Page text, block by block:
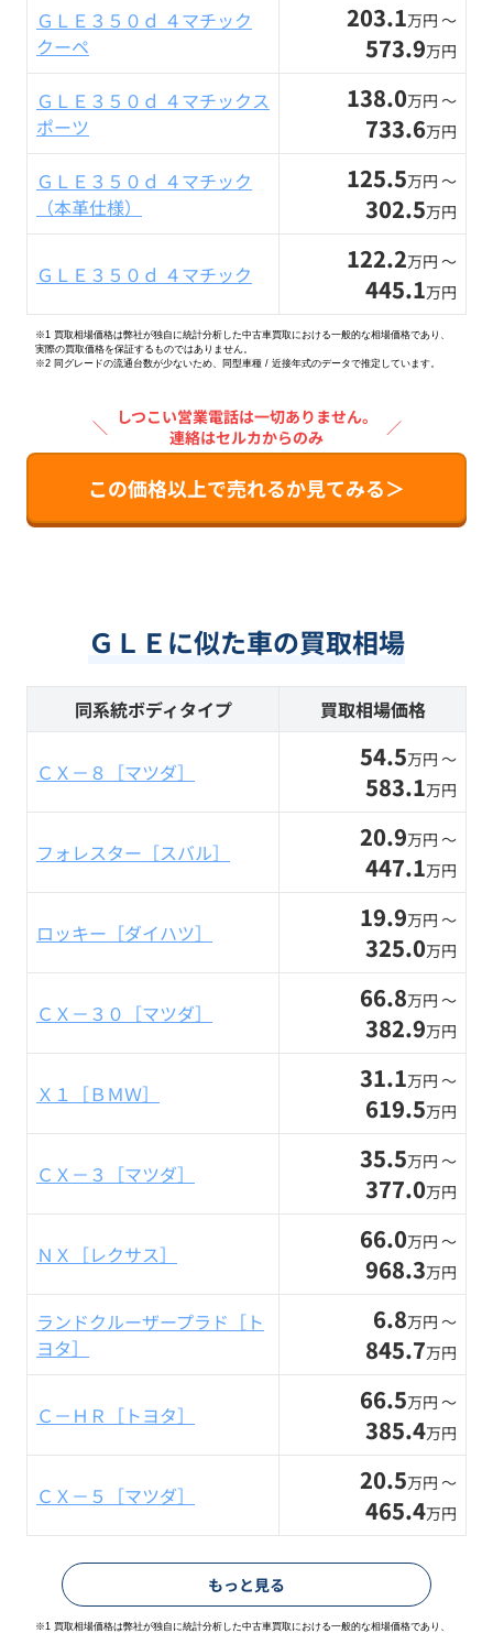
ＧＬＥ３５０ｄ ４マチック
クーペ
203.1万円 〜
573.9万円
ＧＬＥ３５０ｄ ４マチックス
ポーツ
138.0万円 〜
733.6万円
ＧＬＥ３５０ｄ ４マチック
（本革仕様）
125.5万円 〜
302.5万円
ＧＬＥ３５０ｄ ４マチック 122.2万円 〜
445.1万円
※1 買取相場価格は弊社が独自に統計分析した中古車買取における一般的な相場価格であり、
実際の買取価格を保証するものではありません。
※2 同グレードの流通台数が少ないため、同型車種 / 近接年式のデータで推定しています。
＼ しつこい営業電話は一切ありません。
連絡はセルカからのみ
／
この価格以上で売れるか見てみる＞
ＧＬＥに似た車の買取相場
同系統ボディタイプ 買取相場価格
ＣＸ－８［マツダ］ 54.5万円 〜
583.1万円
フォレスター［スバル］ 20.9万円 〜
447.1万円
ロッキー［ダイハツ］ 19.9万円 〜
325.0万円
ＣＸ－３０［マツダ］ 66.8万円 〜
382.9万円
Ｘ１［ＢＭＷ］ 31.1万円 〜
619.5万円
ＣＸ－３［マツダ］ 35.5万円 〜
377.0万円
ＮＸ［レクサス］ 66.0万円 〜
968.3万円
ランドクルーザープラド［ト
ヨタ］
6.8万円 〜
845.7万円
Ｃ－ＨＲ［トヨタ］ 66.5万円 〜
385.4万円
ＣＸ－５［マツダ］ 20.5万円 〜
465.4万円
もっと見る
※1 買取相場価格は弊社が独自に統計分析した中古車買取における一般的な相場価格であり、